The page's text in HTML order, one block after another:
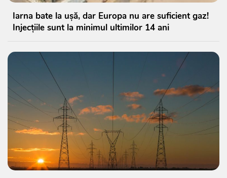
Iarna bate la ușă, dar Europa nu are suficient gaz!
Injecțiile sunt la minimul ultimilor 14 ani